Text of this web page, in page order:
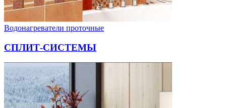
Водонагреватели проточные
СПЛИТ-СИСТЕМЫ